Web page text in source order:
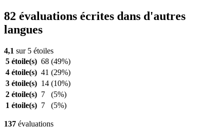
82 évaluations écrites dans d'autres
langues
4,1 sur 5 étoiles
5 étoile(s) 68 (49%)
4 étoile(s) 41 (29%)
3 étoile(s) 14 (10%)
2 étoile(s) 7
(5%)
1 étoile(s) 7 (5%)
137 évaluations